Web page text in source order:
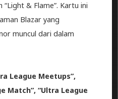
“Light & Flame”. Kartu ini
Blazar yang
muncul dari dalam
League Meetups”,
Match”, “Ultra League